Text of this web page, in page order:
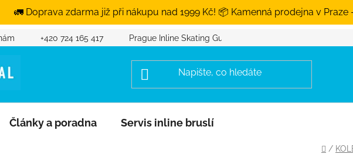
🚛 Doprava zdarma již při nákupu nad 1999 Kč! 📦 Kamenná prodejna v Praze
+420 724 165 417 Prague Inline Skating Guide
Články a poradna Servis inline bruslí
Domů
/